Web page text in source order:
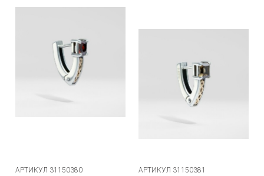
АРТИКУЛ 31150380 АРТИКУЛ 31150381